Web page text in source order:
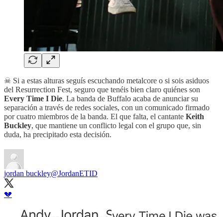
☠ Si a estas alturas seguís escuchando metalcore o si sois asiduos
del Resurrection Fest, seguro que tenéis bien claro quiénes son
Every Time I Die. La banda de Buffalo acaba de anunciar su
separación a través de redes sociales, con un comunicado firmado
por cuatro miembros de la banda. El que falta, el cantante Keith
Buckley, que mantiene un conflicto legal con el grupo que, sin
duda, ha precipitado esta decisión.
jordan buckley@JordanETID
💔